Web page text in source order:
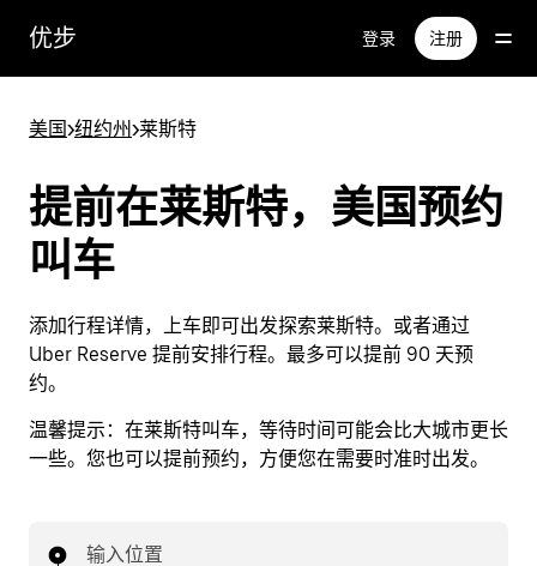
优步 登录 注册
美国>纽约州>莱斯特
提前在莱斯特，美国预约
叫车
添加行程详情，上车即可出发探索莱斯特。或者通过
Uber Reserve 提前安排行程。最多可以提前 90 天预
约。
温馨提示： 在莱斯特叫车，等待时间可能会比大城市更长
一些。您也可以提前预约，方便您在需要时准时出发。
输入位置